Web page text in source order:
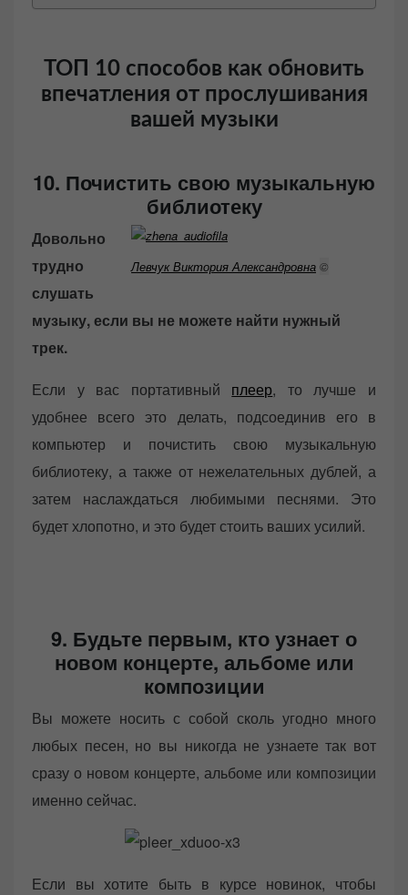
ТОП 10 способов как обновить
впечатления от прослушивания
вашей музыки
10. Почистить свою музыкальную
библиотеку
Левчук Виктория Александровна ©
Довольно
трудно
слушать
музыку, если вы не можете найти нужный
трек.
Если у вас портативный плеер, то лучше и
удобнее всего это делать, подсоединив его в
компьютер и почистить свою музыкальную
библиотеку, а также от нежелательных дублей, а
затем наслаждаться любимыми песнями. Это
будет хлопотно, и это будет стоить ваших усилий.
9. Будьте первым, кто узнает о
новом концерте, альбоме или
композиции
Вы можете носить с собой сколь угодно много
любых песен, но вы никогда не узнаете так вот
сразу о новом концерте, альбоме или композиции
именно сейчас.
Если вы хотите быть в курсе новинок, чтобы